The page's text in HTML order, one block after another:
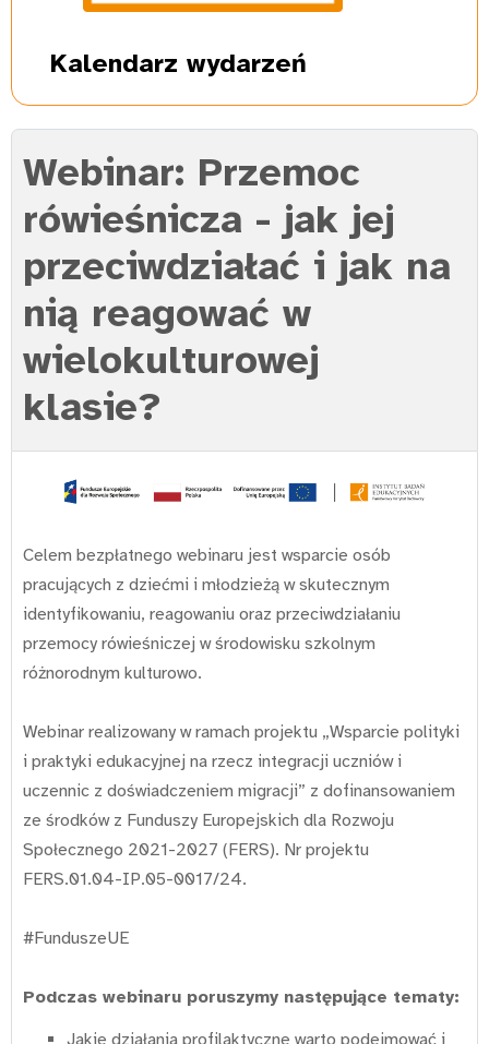
Kalendarz wydarzeń
Webinar: Przemoc
rówieśnicza - jak jej
przeciwdziałać i jak na
nią reagować w
wielokulturowej
klasie?
Celem bezpłatnego webinaru jest wsparcie osób
pracujących z dziećmi i młodzieżą w skutecznym
identyfikowaniu, reagowaniu oraz przeciwdziałaniu
przemocy rówieśniczej w środowisku szkolnym
różnorodnym kulturowo.
Webinar realizowany w ramach projektu „Wsparcie polityki
i praktyki edukacyjnej na rzecz integracji uczniów i
uczennic z doświadczeniem migracji” z dofinansowaniem
ze środków z Funduszy Europejskich dla Rozwoju
Społecznego 2021-2027 (FERS). Nr projektu
FERS.01.04-IP.05-0017/24.
#FunduszeUE
Podczas webinaru poruszymy następujące tematy:
Jakie działania profilaktyczne warto podejmować i